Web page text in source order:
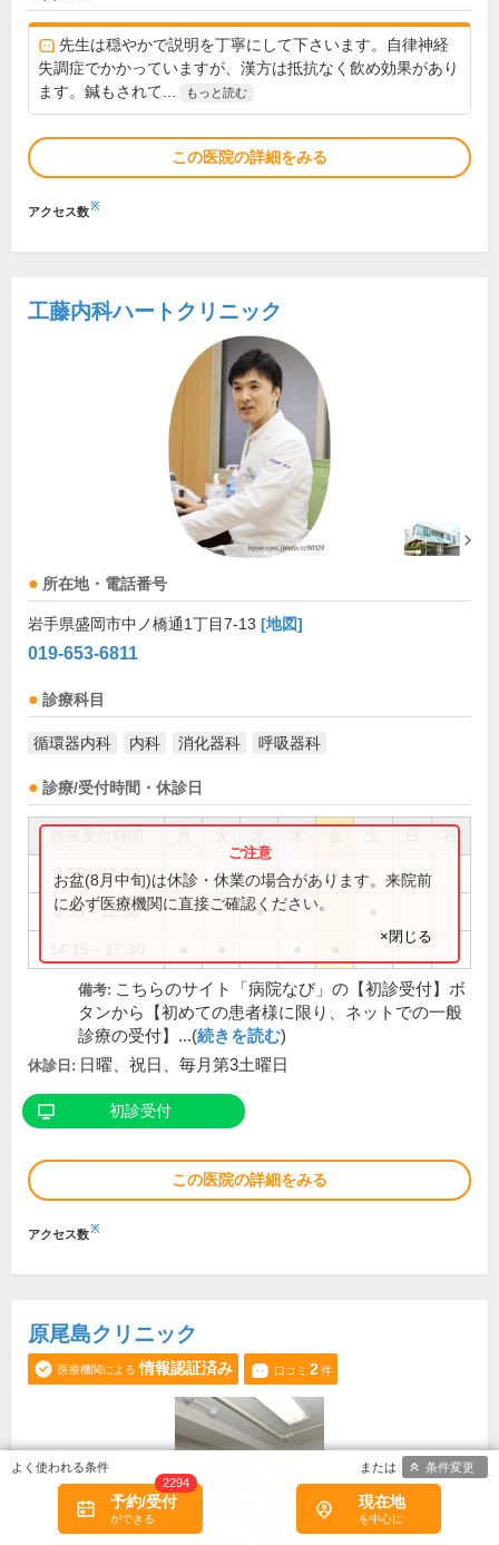
先生は穏やかで説明を丁寧にして下さいます。自律神経
失調症でかかっていますが、漢方は抵抗なく飲め効果があり
ます。鍼もされて...
もっと読む
この医院の詳細をみる
アクセス数※
工藤内科ハートクリニック
所在地・電話番号
岩手県盛岡市中ノ橋通1丁目7-13 [地図]
019-653-6811
診療科目
循環器内科 内科 消化器科 呼吸器科
診療/受付時間・休診日
8:55～11:30 ● ● ● ●
8:55～12:30 ●
お盆(8月中旬)は休診・休業の場合があります。来院前
に必ず医療機関に直接ご確認ください。
×閉じる
備考: こちらのサイト「病院なび」の【初診受付】ボ
タンから【初めての患者様に限り、ネットでの一般
診療の受付】...(続きを読む)
休診日: 日曜、祝日、毎月第3土曜日
初診受付
この医院の詳細をみる
アクセス数※
原尾島クリニック
医療機関による 情報認証済み 口コミ 2件
予約/受付
2294
現在地
条件変更